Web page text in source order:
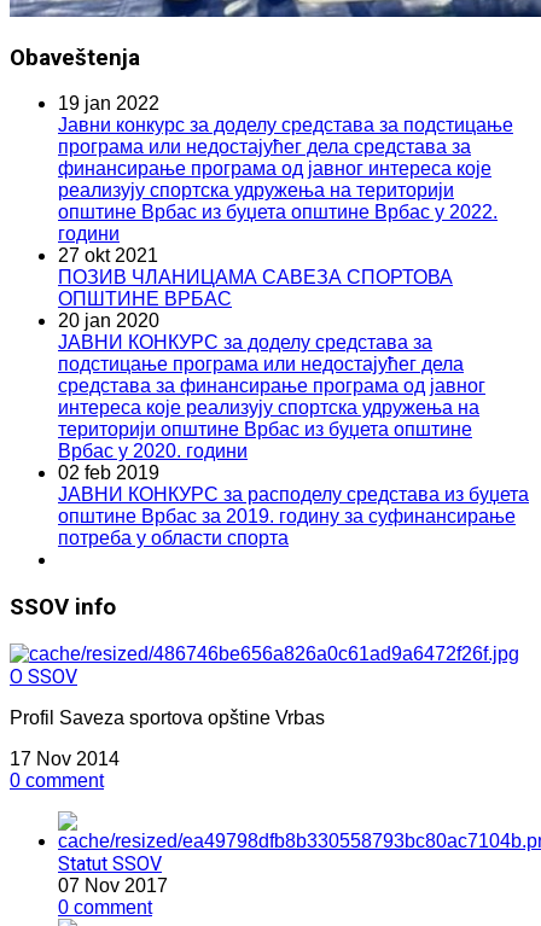
Obaveštenja
19 jan 2022
Јавни конкурс за доделу средстава за подстицање
програма или недостајућег дела средстава за
финансирање програма од јавног интереса које
реализују спортска удружења на територији
општине Врбас из буџета општине Врбас у 2022.
години
27 okt 2021
ПОЗИВ ЧЛАНИЦАМА САВЕЗА СПОРТОВА
ОПШТИНЕ ВРБАС
20 jan 2020
ЈАВНИ КОНКУРС за доделу средстава за
подстицање програма или недостајућег дела
средстава за финансирање програма од јавног
интереса које реализују спортска удружења на
територији општине Врбас из буџета општине
Врбас у 2020. години
02 feb 2019
ЈАВНИ КОНКУРС за расподелу средстава из буџета
општине Врбас за 2019. годину за суфинансирање
потреба у области спортa
SSOV info
O SSOV
Profil Saveza sportova opštine Vrbas
17 Nov 2014
0 comment
Statut SSOV
07 Nov 2017
0 comment